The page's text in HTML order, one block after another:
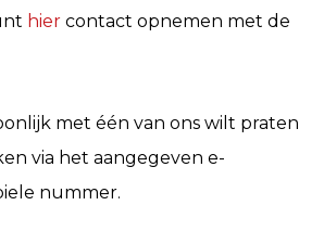
hier contact opnemen met de
met één van ons wilt praten
via het aangegeven e-
nummer.